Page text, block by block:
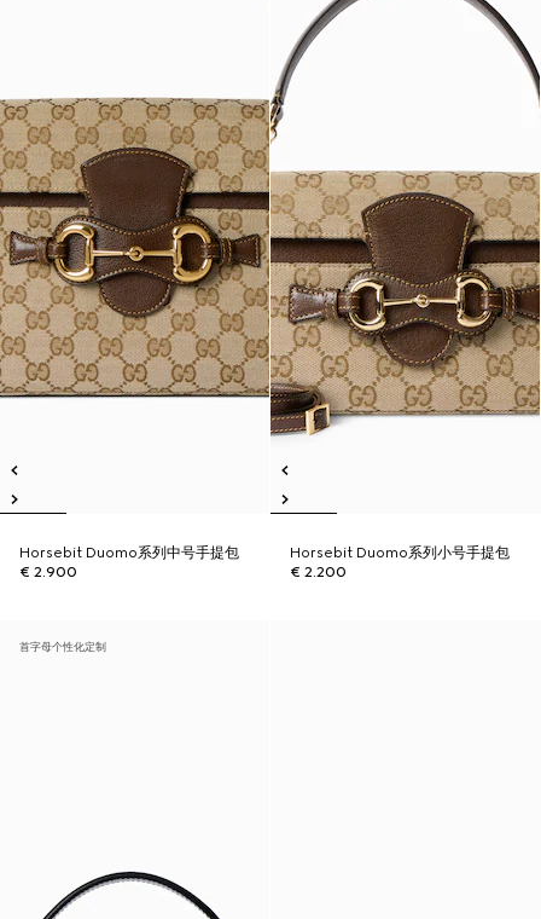
Horsebit Duomo系列中号手提包
€ 2.900
Horsebit Duomo系列小号手提包
€ 2.200
首字母个性化定制